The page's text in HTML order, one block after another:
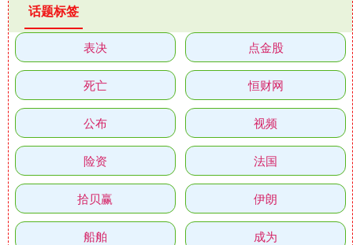
话题标签
表决 点金股
死亡 恒财网
公布 视频
险资 法国
拾贝赢 伊朗
船舶 成为